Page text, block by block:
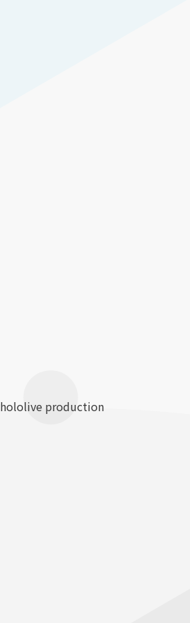
hololive production